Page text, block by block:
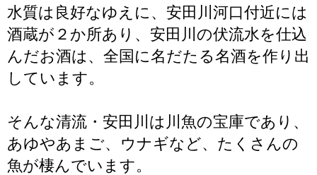
水質は良好なゆえに、安田川河口付近には
酒蔵が２か所あり、安田川の伏流水を仕込
んだお酒は、全国に名だたる名酒を作り出
しています。
そんな清流・安田川は川魚の宝庫であり、
あゆやあまご、ウナギなど、たくさんの
魚が棲んでいます。